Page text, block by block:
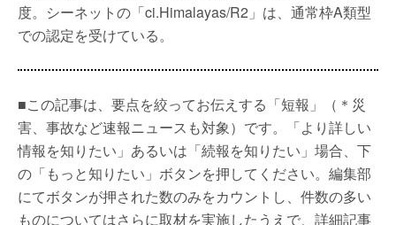
度。シーネットの「ci.Himalayas/R2」は、通常枠A類型
での認定を受けている。
■この記事は、要点を絞ってお伝えする「短報」（＊災
害、事故など速報ニュースも対象）です。「より詳しい
情報を知りたい」あるいは「続報を知りたい」場合、下
の「もっと知りたい」ボタンを押してください。編集部
にてボタンが押された数のみをカウントし、件数の多い
ものについてはさらに取材を実施したうえで、詳細記事